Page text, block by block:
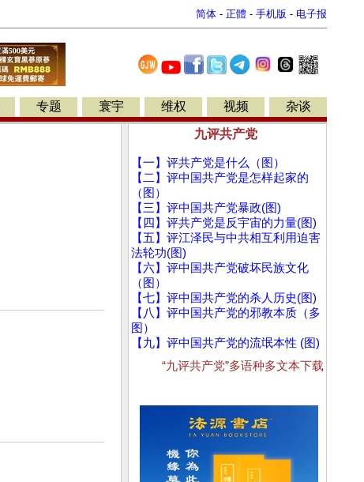
简体 - 正體 - 手机版 - 电子报
专题 寰宇 维权 视频 杂谈
九评共产党
【一】评共产党是什么（图）
【二】评中国共产党是怎样起家的
（图）
【三】评中国共产党暴政(图)
【四】评共产党是反宇宙的力量(图)
【五】评江泽民与中共相互利用迫害
法轮功(图)
【六】评中国共产党破坏民族文化
（图）
【七】评中国共产党的杀人历史(图)
【八】评中国共产党的邪教本质（多
图）
【九】评中国共产党的流氓本性 (图)
“九评共产党”多语种多文本下载